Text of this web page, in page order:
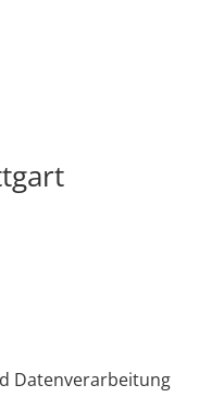
Datenverarbeitung